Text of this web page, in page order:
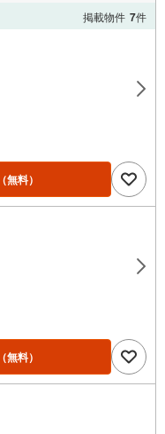
掲載物件 7件
（無料）
（無料）